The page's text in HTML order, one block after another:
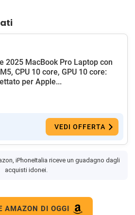
2025 MacBook Pro Laptop con
CPU 10 core, GPU 10 core:
per Apple...
VEDI OFFERTA
iPhoneItalia riceve un guadagno dagli
acquisti idonei.
AMAZON DI OGGI